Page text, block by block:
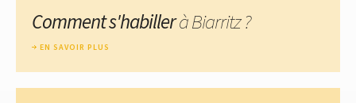
Comment s'habillerà Biarritz ?
EN SAVOIR PLUS